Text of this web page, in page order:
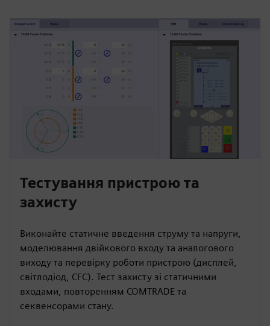
Тестування пристрою та
захисту
Виконайте статичне введення струму та напруги,
моделювання двійкового входу та аналогового
виходу та перевірку роботи пристрою (дисплей,
світлодіод, CFC). Тест захисту зі статичними
входами, повторенням COMTRADE та
секвенсорами стану.